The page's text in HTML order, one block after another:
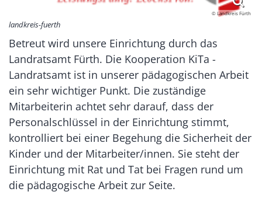
© Landkreis Fürth
landkreis-fuerth
Betreut wird unsere Einrichtung durch das
Landratsamt Fürth. Die Kooperation KiTa -
Landratsamt ist in unserer pädagogischen Arbeit
ein sehr wichtiger Punkt. Die zuständige
Mitarbeiterin achtet sehr darauf, dass der
Personalschlüssel in der Einrichtung stimmt,
kontrolliert bei einer Begehung die Sicherheit der
Kinder und der Mitarbeiter/innen. Sie steht der
Einrichtung mit Rat und Tat bei Fragen rund um
die pädagogische Arbeit zur Seite.